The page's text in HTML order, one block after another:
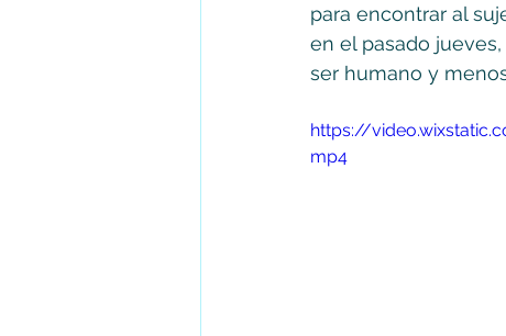
para encontrar al
en el pasado
ser humano y
https://
mp4